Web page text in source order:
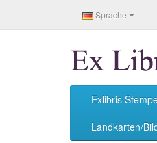
Sprache
Exlibris
Landkarten/